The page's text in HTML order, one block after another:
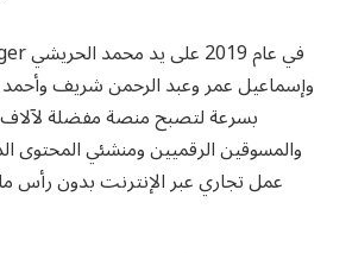
وإسماعيل عمر وعبد الرحمن شريف
بسرعة لتصبح منصة مفضلة لآلاف
والمسوقين الرقميين ومنشئي المحتوى
عمل تجاري عبر الإنترنت بدون رأس